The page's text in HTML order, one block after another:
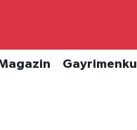
Gayrimenkul